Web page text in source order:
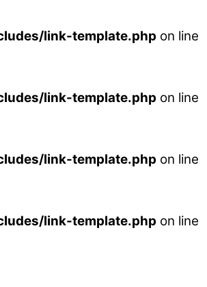
link-template.php on line
link-template.php on line
link-template.php on line
link-template.php on line